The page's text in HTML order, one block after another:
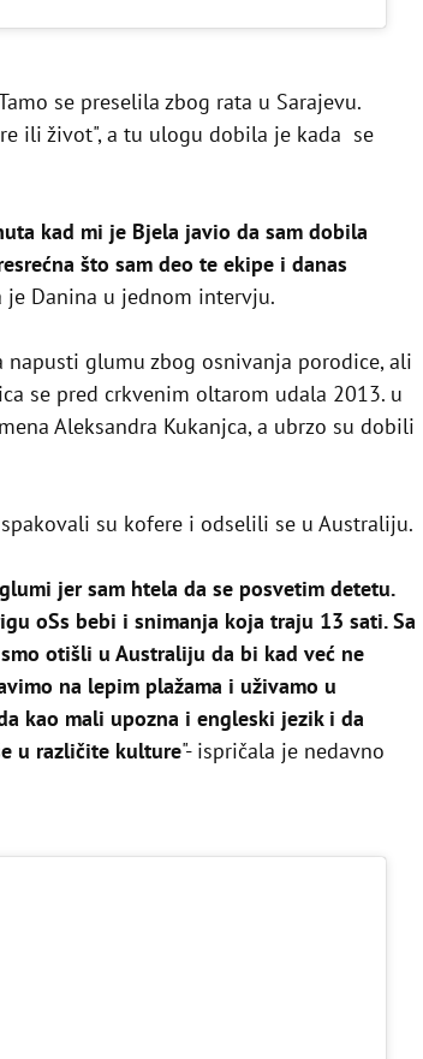
se preselila zbog rata u Sarajevu.
ili život", a tu ulogu dobila je kada se
kad mi je Bjela javio da sam dobila
što sam deo te ekipe i danas
je Danina u jednom intervju.
glumu zbog osnivanja porodice, ali
se pred crkvenim oltarom udala 2013. u
Aleksandra Kukanjca, a ubrzo su dobili
su kofere i odselili se u Australiju.
jer sam htela da se posvetim detetu.
oSs bebi i snimanja koja traju 13 sati. Sa
otišli u Australiju da bi kad već ne
na lepim plažama i uživamo u
kao mali upozna i engleski jezik i da
u različite kulture"- ispričala je nedavno